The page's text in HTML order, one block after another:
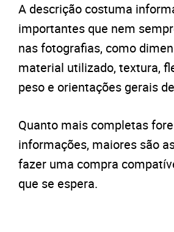
A descrição costuma
importantes que nem
nas fotografias, como
material utilizado, textura,
peso e orientações gerais
Quanto mais completas
informações, maiores são
fazer uma compra
que se espera.